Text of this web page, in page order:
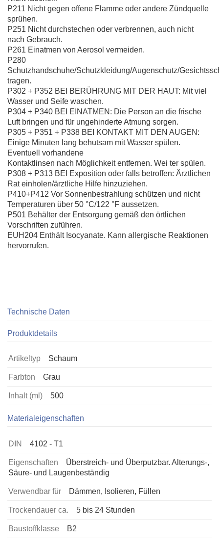
P211 Nicht gegen offene Flamme oder andere Zündquelle
sprühen.
P251 Nicht durchstechen oder verbrennen, auch nicht
nach Gebrauch.
P261 Einatmen von Aerosol vermeiden.
P280
Schutzhandschuhe/Schutzkleidung/Augenschutz/
tragen.
P302 + P352 BEI BERÜHRUNG MIT DER HAUT: Mit viel
Wasser und Seife waschen.
P304 + P340 BEI EINATMEN: Die Person an die frische
Luft bringen und für ungehinderte Atmung sorgen.
P305 + P351 + P338 BEI KONTAKT MIT DEN AUGEN:
Einige Minuten lang behutsam mit Wasser spülen.
Eventuell vorhandene
Kontaktlinsen nach Möglichkeit entfernen. Wei ter spülen.
P308 + P313 BEI Exposition oder falls betroffen: Ärztlichen
Rat einholen/ärztliche Hilfe hinzuziehen.
P410+P412 Vor Sonnenbestrahlung schützen und nicht
Temperaturen über 50 °C/122 °F aussetzen.
P501 Behälter der Entsorgung gemäß den örtlichen
Vorschriften zuführen.
EUH204 Enthält Isocyanate. Kann allergische Reaktionen
hervorrufen.
Technische Daten
Produktdetails
Artikeltyp Schaum
Farbton Grau
Inhalt (ml) 500
Materialeigenschaften
DIN 4102 - T1
Eigenschaften
Überstreich- und Überputzbar. Alterungs-,
Säure- und Laugenbeständig
Verwendbar für Dämmen, Isolieren, Füllen
Trockendauer ca. 5 bis 24 Stunden
Baustoffklasse B2